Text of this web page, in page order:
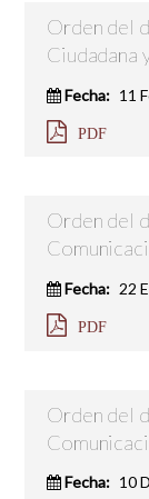
Orden del
Ciudadana
Fecha: 11
PDF
Orden del
Fecha: 22
PDF
Orden del
Fecha: 10